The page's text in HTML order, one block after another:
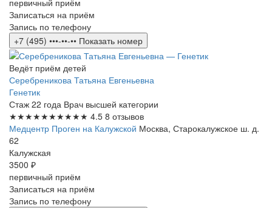
Записаться на приём
Запись по телефону
+7 (495) •••-••-•• Показать номер
Ведёт приём детей
Серебреникова Татьяна Евгеньевна
Генетик
Стаж 22 года Врач высшей категории
★★★★★★★★★★ 4.5 8 отзывов
Медцентр Проген на Калужской Москва, Старокалужское ш. д.
62
Калужская
3500 ₽
первичный приём
Записаться на приём
Запись по телефону